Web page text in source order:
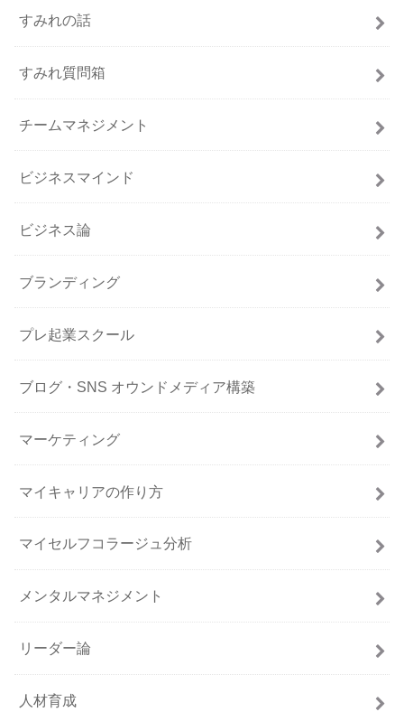
すみれの話
すみれ質問箱
チームマネジメント
ビジネスマインド
ビジネス論
ブランディング
プレ起業スクール
ブログ・SNS オウンドメディア構築
マーケティング
マイキャリアの作り方
マイセルフコラージュ分析
メンタルマネジメント
リーダー論
人材育成